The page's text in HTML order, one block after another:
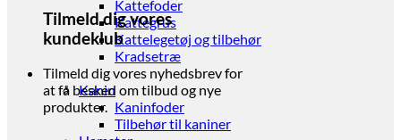
Kattefoder
Kattegrus
Kattelegetøj og tilbehør
Kradsetræ
Gnaver
Kanin
Kaninfoder
Tilbehør til kaniner
Tilmeld dig vores
kundeklub
Tilmeld dig vores nyhedsbrev for
at få besked om tilbud og nye
produkter.